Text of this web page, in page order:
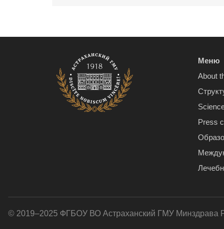
Меню
About
Press
© 2019–2025 ФГБОУ ВО Астраханский ГМУ Минздрава